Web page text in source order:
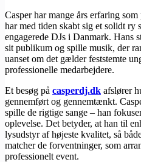
Casper har mange års erfaring
har med tiden skabt sig et solidt ry
engagerede DJs i Danmark. Hans
sit publikum og spille musik, der
uanset om det gælder feststemte
professionelle medarbejdere.
Et besøg på ​casperdj.dk afslører
gennemført og gennemtænkt.
spille de rigtige sange – han
oplevelse. Det betyder, at han til
lysudstyr af højeste kvalitet, så
matcher de forventninger, som
professionelt event.